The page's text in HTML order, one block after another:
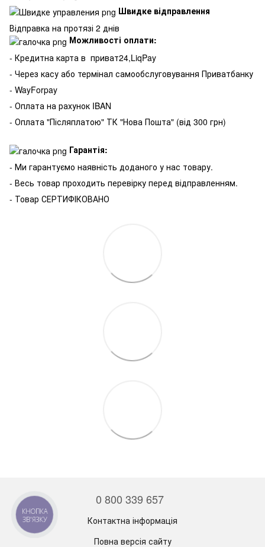
Швидке відправлення
Відправка на протязі 2 днів
Можливості оплати:
- Кредитна карта в приват24,LiqPay
- Через касу або термінал самообслуговування Приватбанку
- WayForpay
- Оплата на рахунок IBAN
- Оплата "Післяплатою" ТК "Нова Пошта" (від 300 грн)
Гарантія:
- Ми гарантуємо наявність доданого у нас товару.
- Весь товар проходить перевірку перед відправленням.
- Товар СЕРТИФІКОВАНО
0 800 339 657
Контактна інформація
Повна версія сайту
КНОПКА
ЗВ'ЯЗКУ